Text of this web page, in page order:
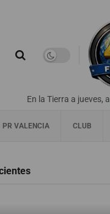
En la Tierra a jueves,
PR VALENCIA CLUB